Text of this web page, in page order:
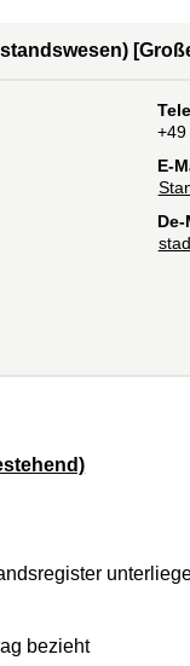
+49
E-
De-
bezieht